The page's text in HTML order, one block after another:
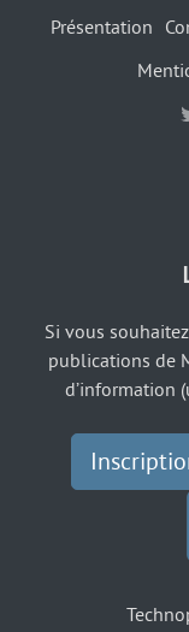
Présentation
Si vous
publications de
d’information